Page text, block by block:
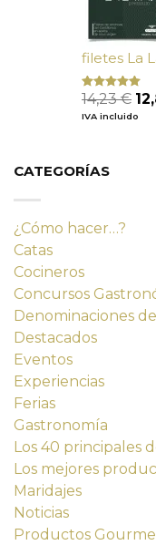
filetes La
Valorado
con
de 5
14,23€ El
IVA incluido
CATEGORÍAS
¿Cómo hacer…?
Catas
Cocineros
Concursos
Denominaciones
Destacados
Eventos
Experiencias
Ferias
Gastronomía
Los 40 principales
Los mejores
Maridajes
Noticias
Productos